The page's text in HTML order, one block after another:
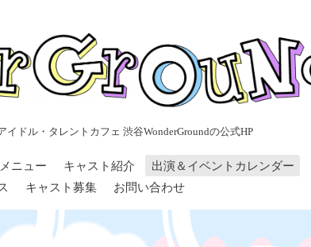
ドル・タレントカフェ 渋谷WonderGroundの公式HP
ニュー キャスト紹介 出演＆イベントカレンダー
キャスト募集 お問い合わせ